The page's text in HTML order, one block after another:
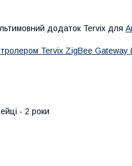
додаток Tervix для
Tervix ZigBee Gateway
- 2 роки